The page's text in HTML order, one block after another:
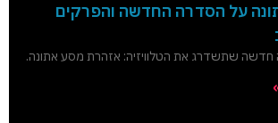
על הסדרה החדשה והפרקים
חדשה שתשדרג את הטלוויזיה: אזהרת מסע אתונה.